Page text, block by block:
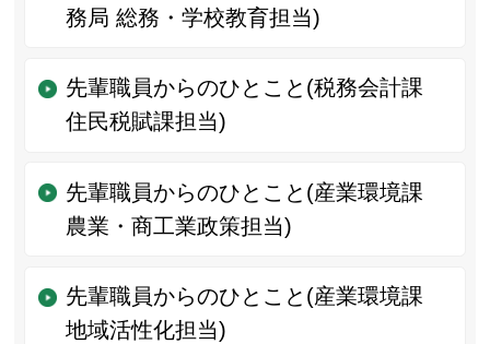
務局 総務・学校教育担当)
先輩職員からのひとこと(税務会計課
住民税賦課担当)
先輩職員からのひとこと(産業環境課
農業・商工業政策担当)
先輩職員からのひとこと(産業環境課
地域活性化担当)